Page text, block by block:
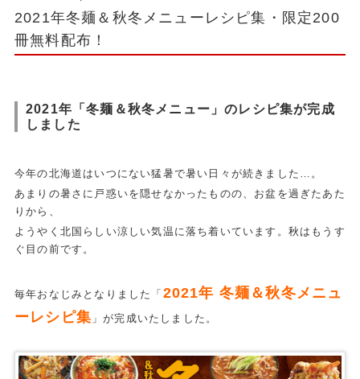
2021年冬麺＆秋冬メニューレシピ集・限定200
冊無料配布！
2021年「冬麺＆秋冬メニュー」のレシピ集が完成
しました
今年の北海道はいつにない猛暑で暑い日々が続きました…。
あまりの暑さに戸惑いを隠せなかったものの、お盆を過ぎたあた
りから、
ようやく北国らしい涼しい気温に落ち着いています。秋はもうす
ぐ目の前です。
毎年おなじみとなりました「 2021年 冬麺＆秋冬メニュ
ーレシピ集 」が完成いたしました。